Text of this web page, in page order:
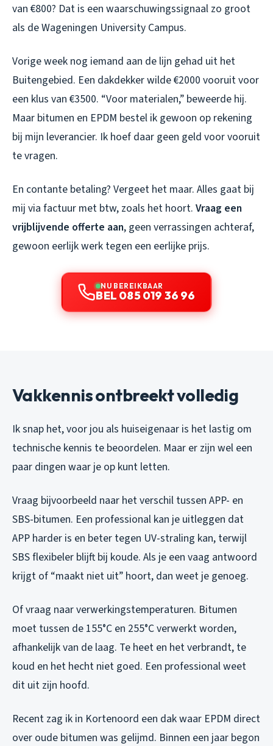
van €800? Dat is een waarschuwingssignaal zo groot
als de Wageningen University Campus.
Vorige week nog iemand aan de lijn gehad uit het
Buitengebied. Een dakdekker wilde €2000 vooruit voor
een klus van €3500. “Voor materialen,” beweerde hij.
Maar bitumen en EPDM bestel ik gewoon op rekening
bij mijn leverancier. Ik hoef daar geen geld voor vooruit
te vragen.
En contante betaling? Vergeet het maar. Alles gaat bij
mij via factuur met btw, zoals het hoort. Vraag een
vrijblijvende offerte aan, geen verrassingen achteraf,
gewoon eerlijk werk tegen een eerlijke prijs.
NU BEREIKBAAR
BEL 085 019 36 96
Vakkennis ontbreekt volledig
Ik snap het, voor jou als huiseigenaar is het lastig om
technische kennis te beoordelen. Maar er zijn wel een
paar dingen waar je op kunt letten.
Vraag bijvoorbeeld naar het verschil tussen APP- en
SBS-bitumen. Een professional kan je uitleggen dat
APP harder is en beter tegen UV-straling kan, terwijl
SBS flexibeler blijft bij koude. Als je een vaag antwoord
krijgt of “maakt niet uit” hoort, dan weet je genoeg.
Of vraag naar verwerkingstemperaturen. Bitumen
moet tussen de 155°C en 255°C verwerkt worden,
afhankelijk van de laag. Te heet en het verbrandt, te
koud en het hecht niet goed. Een professional weet
dit uit zijn hoofd.
Recent zag ik in Kortenoord een dak waar EPDM direct
over oude bitumen was gelijmd. Binnen een jaar begon